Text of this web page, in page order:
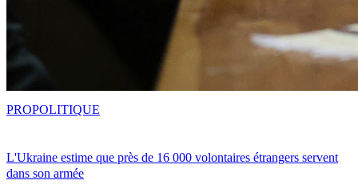
L'Ukraine estime que près de 16 000 volontaires étrangers servent
dans son armée
PROPOLITIQUE